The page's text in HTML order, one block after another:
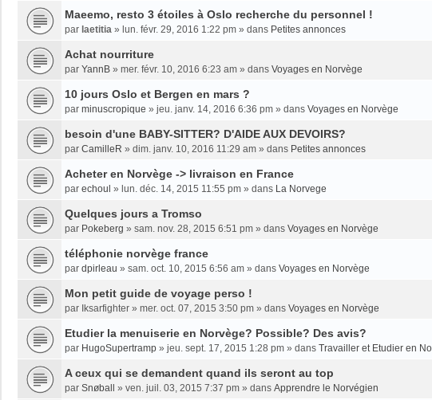
Maeemo, resto 3 étoiles à Oslo recherche du personnel !
par laetitia » lun. févr. 29, 2016 1:22 pm » dans Petites annonces
Achat nourriture
par YannB » mer. févr. 10, 2016 6:23 am » dans Voyages en Norvège
10 jours Oslo et Bergen en mars ?
par minuscropique » jeu. janv. 14, 2016 6:36 pm » dans Voyages en Norvège
besoin d'une BABY-SITTER? D'AIDE AUX DEVOIRS?
par CamilleR » dim. janv. 10, 2016 11:29 am » dans Petites annonces
Acheter en Norvège -> livraison en France
par echoul » lun. déc. 14, 2015 11:55 pm » dans La Norvege
Quelques jours a Tromso
par Pokeberg » sam. nov. 28, 2015 6:51 pm » dans Voyages en Norvège
téléphonie norvège france
par dpirleau » sam. oct. 10, 2015 6:56 am » dans Voyages en Norvège
Mon petit guide de voyage perso !
par Iksarfighter » mer. oct. 07, 2015 3:50 pm » dans Voyages en Norvège
Etudier la menuiserie en Norvège? Possible? Des avis?
par HugoSupertramp » jeu. sept. 17, 2015 1:28 pm » dans Travailler et Etudier en
A ceux qui se demandent quand ils seront au top
par Snøball » ven. juil. 03, 2015 7:37 pm » dans Apprendre le Norvégien